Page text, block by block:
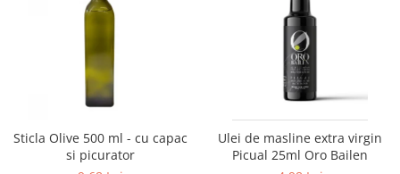
Sticla Olive 500 ml - cu capac
si picurator
Ulei de masline extra virgin
Picual 25ml Oro Bailen